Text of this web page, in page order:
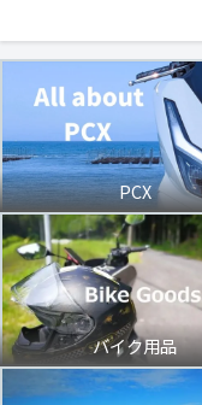
PCX
バイク用品